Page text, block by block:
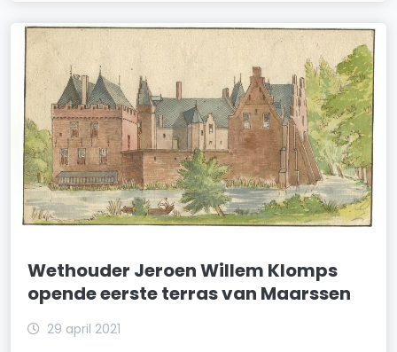
Wethouder Jeroen Willem Klomps
opende eerste terras van Maarssen
29 april 2021